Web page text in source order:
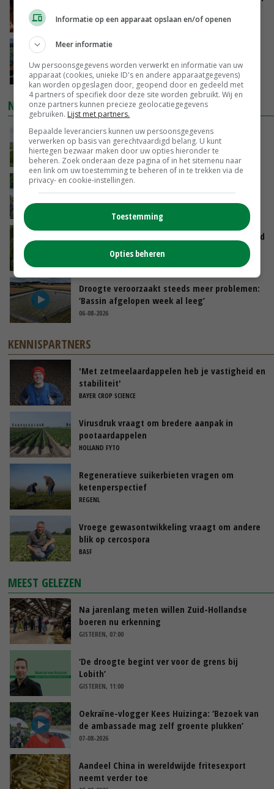
GISTEREN, 15:20
‘Cijfer jezelf niet weg en doe vooral ook waar
je gelukkig van wordt’
GISTEREN, 13:31
NIEUWSTE VIDEO'S
POAH!: John Deere 7730
GISTEREN, 10:00
Oekraïne-vlogger Kees Huizinga: ‘Bezoek van
de ambassade mag zelf groente plukken’
Limburgse mais van Frijns doet het verrassend
Droogte veroorzaakt steeds meer problemen:
‘Bassin afgelopen week al leeg’
06-08-2026
KENNISPARTNERS
'Met zetmeelaardappelen heb je vastigheid en
stabiliteit'
BAYER CROP SCIENCE
Virusdruk vraagt om bredere aanpak in
pootaardappelen
HOLLAND FYTO
Regeneratieve suikerbieten vragen om
ketenperspectief
REGENL
Vroege gewasontwikkeling vraagt om andere
blik op cercospora
BASF
MEEST GELEZEN
Na jarenlang meten willen Zuid-Hollandse
boeren nu erkenning
GISTEREN, 07:00
‘De droogte begint ver voor de grens bij
Lobith’
GISTEREN, 11:00
Oekraïne-vlogger Kees Huizinga: ‘Bezoek van
de ambassade mag zelf groente plukken’
07-08-2026
Aandeel China in wereldwijde fritesexport
neemt verder toe
Informatie op een apparaat opslaan en/of openen
Meer informatie
Uw persoonsgegevens worden verwerkt en informatie van uw
apparaat (cookies, unieke ID's en andere apparaatgegevens)
kan worden opgeslagen door, geopend door en gedeeld met
4 partners of specifiek door deze site worden gebruikt. Wij en
onze partners kunnen precieze geolocatiegegevens
gebruiken. Lijst met partners.
Bepaalde leveranciers kunnen uw persoonsgegevens
verwerken op basis van gerechtvaardigd belang. U kunt
hiertegen bezwaar maken door uw opties hieronder te
beheren. Zoek onderaan deze pagina of in het sitemenu naar
een link om uw toestemming te beheren of in te trekken via de
privacy- en cookie-instellingen.
Toestemming
Opties beheren